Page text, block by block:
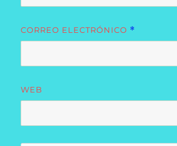
CORREO ELECTRÓNICO *
WEB